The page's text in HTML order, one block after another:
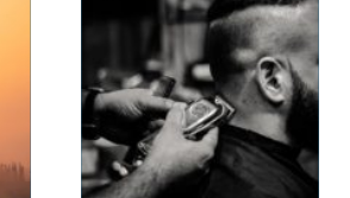
en maskin är ny.
Samtidigt kräver ett
andrahandsköp mer
eftertanke. Den som vill
köpa